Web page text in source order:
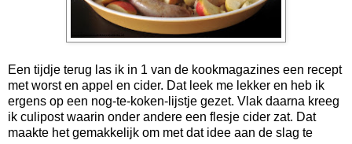
Een tijdje terug las ik in 1 van de kookmagazines een recept
met worst en appel en cider. Dat leek me lekker en heb ik
ergens op een nog-te-koken-lijstje gezet. Vlak daarna kreeg
ik culipost waarin onder andere een flesje cider zat. Dat
maakte het gemakkelijk om met dat idee aan de slag te